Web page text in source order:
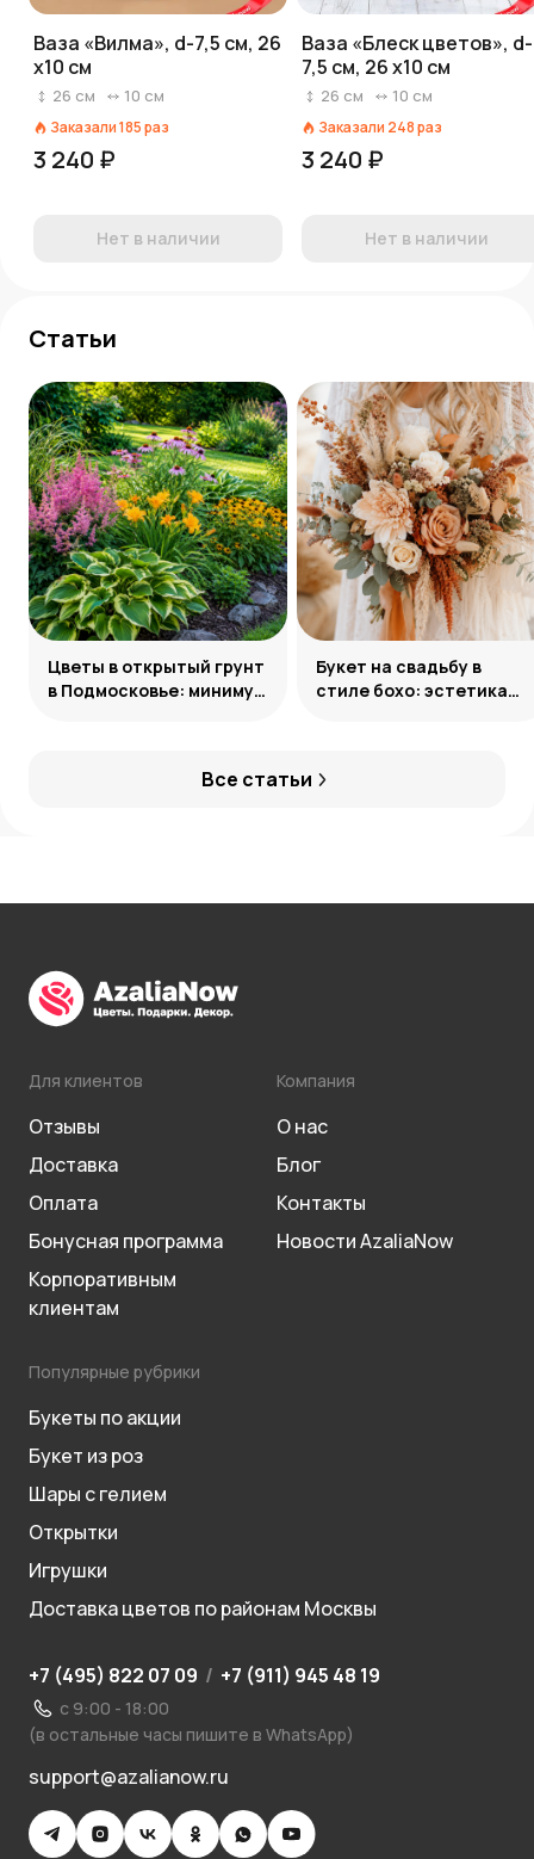
Ваза «Вилма», d-7,5 см, 26
х10 см
26 см 10 см
Заказали185раз
3 240 ₽
Нет в наличии
Ваза «Блеск цветов», d-
7,5 см, 26 х10 см
26 см 10 см
Заказали 248раз
3 240 ₽
Нет в наличии
Статьи
Все статьи
Цветы в открытый грунт
в Подмосковье: минимум
Букет на свадьбу в
стиле бохо: эстетика
Для клиентов
Отзывы
Доставка
Оплата
Бонусная программа
Корпоративным
клиентам
Компания
О нас
Блог
Контакты
Новости AzaliaNow
Популярные рубрики
Букеты по акции
Букет из роз
Шары с гелием
Открытки
Игрушки
Доставка цветов по районам Москвы
+7 (495) 822 07 09 / +7 (911) 945 48 19
с 9:00 - 18:00
(в остальные часы пишите в WhatsApp)
support@azalianow.ru